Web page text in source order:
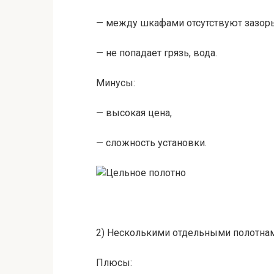
— между шкафами отсутствуют
— не попадает грязь, вода.
Минусы:
— высокая цена,
— сложность установки.
2) Несколькими отдельными
Плюсы: